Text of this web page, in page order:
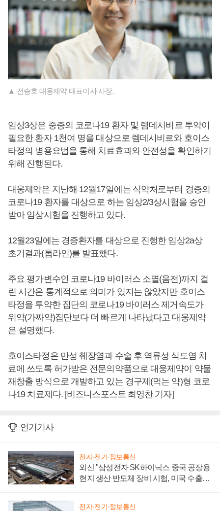
▲ 전승호 대웅제약 대표이사 사장.
임상3상은 중증의 코로나19 환자 및 렘데시비르 투약이
필요한 환자 1천여 명을 대상으로 렘데시비르와 호이스
타정의 병용요법을 통해 치료효과와 안전성을 확인하기
위해 진행된다.
대웅제약은 지난해 12월17일에는 식약처로부터 경증의
코로나19 환자를 대상으로 하는 임상2/3상시험을 승인
받아 임상시험을 진행하고 있다.
12월23일에는 경증환자를 대상으로 진행한 임상2a상
초기결과(톱라인)를 발표했다.
주요 평가변수인 코로나19 바이러스 소멸(음전)까지 걸
린 시간은 통계적으로 의미가 있지는 않았지만 호이스
타정을 투약한 집단의 코로나19 바이러스 제거속도가
위약(가짜약)집단보다 더 빠르게 나타났다고 대웅제약
은 설명했다.
호이스타정은 만성 췌장염과 수술 후 역류성 식도염 치
료에 쓰도록 허가받은 전문의약품으로 대웅제약이 약물
재창출 방식으로 개발하고 있는 경구제(먹는 약)형 코로
나19 치료제다. [비즈니스포스트 최영찬 기자]
인기기사
전자·전기·정보통신
외신 "삼성전자 SK하이닉스 중국 공장용
현지 생산 반도체 장비 시험, 미국 수출통
전자·전기·정보통신